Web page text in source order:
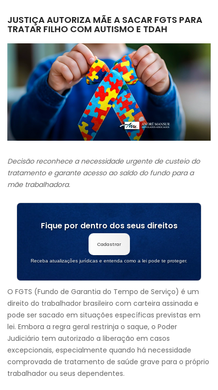
JUSTIÇA AUTORIZA MÃE A SACAR FGTS PARA
TRATAR FILHO COM AUTISMO E TDAH
Decisão reconhece a necessidade urgente de custeio do
tratamento e garante acesso ao saldo do fundo para a
mãe trabalhadora.
Fique por dentro dos seus direitos
Cadastrar
Receba atualizações jurídicas e entenda como a lei pode te proteger.
O FGTS (Fundo de Garantia do Tempo de Serviço) é um
direito do trabalhador brasileiro com carteira assinada e
pode ser sacado em situações específicas previstas em
lei. Embora a regra geral restrinja o saque, o Poder
Judiciário tem autorizado a liberação em casos
excepcionais, especialmente quando há necessidade
comprovada de tratamento de saúde grave para o próprio
trabalhador ou seus dependentes.